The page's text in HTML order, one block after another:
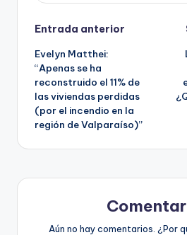
Navegación
de
entradas
Entrada anterior
Evelyn Matthei:
“Apenas se ha
reconstruido el 11% de
las viviendas perdidas
(por el incendio en la
región de Valparaíso)”
Aún no hay comentarios. ¿Por